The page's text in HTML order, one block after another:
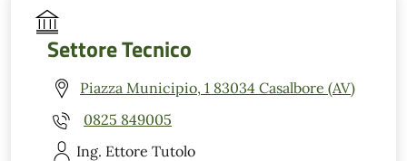
Settore Tecnico
Piazza Municipio, 1 83034 Casalbore (AV)
0825 849005
Ing. Ettore Tutolo